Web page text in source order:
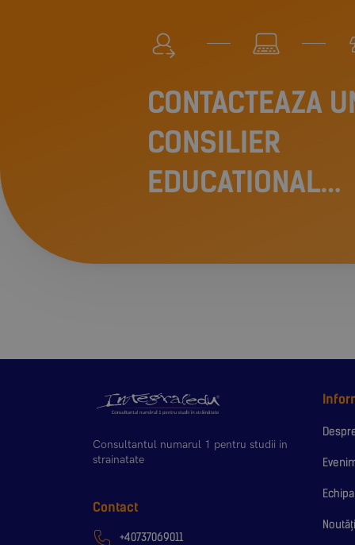
CONTACTEAZA
CONSILIER
EDUCATIONAL
Consultantul numarul 1 pentru studii in
strainatate
Contact
+40737069011
Echipa
Noutăți